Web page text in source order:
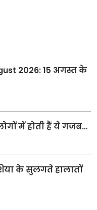
2026: 15 अगस्त के
में होती हैं ये गजब…
के सुलगते हालातों